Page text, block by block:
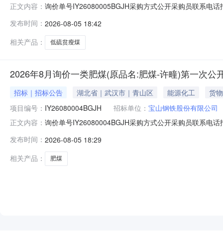
正文内容： 询价单号IY26080005BGJH采购方式公开采购员联系电
证金额度：2000000.0元三、商务条款：定价说明：湿
发布时间： 2026-08-05 18:42
相关产品：
低硫贫瘦煤
2026年8月询价一类肥煤(原品名:肥煤-许疃)第一次
招标｜招标公告 湖北省｜武汉市｜青山区 能源化工
货物
项目编号： IY26080004BGJH 招标单位： 宝山钢铁股份有限公司
正文内容： 询价单号IY26080004BGJH采购方式公开采购员联系电
二、保证金额度：2000000.0元三、商务条款：定价说
发布时间： 2026-08-05 18:29
相关产品：
肥煤